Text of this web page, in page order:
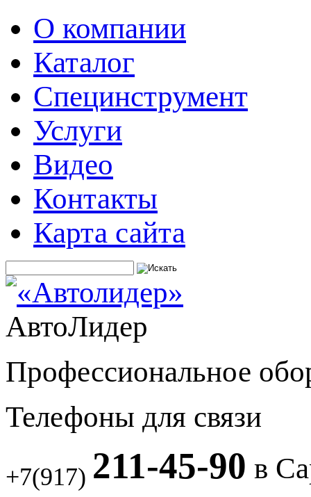
О компании
Каталог
Специнструмент
Услуги
Видео
Контакты
Карта сайта
АвтоЛидер
Профессиональное
Телефоны для связи
+7(917) 211-45-90 в